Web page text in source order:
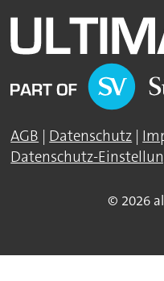
AGB | Datenschutz |
Datenschutz-
© 2026